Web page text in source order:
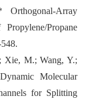
Array
Propane
Xie, M.; Wang, Y.;
Dynamic Molecular
for Splitting